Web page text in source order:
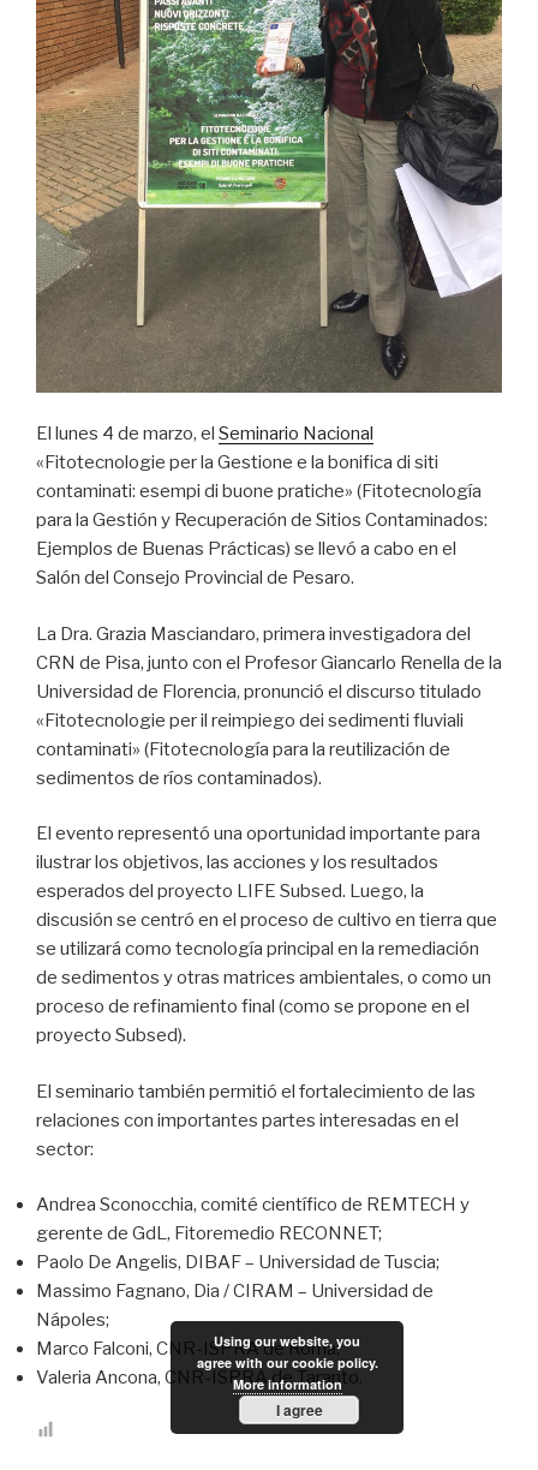
El lunes 4 de marzo, el Seminario Nacional
«Fitotecnologie per la Gestione e la bonifica di siti
contaminati: esempi di buone pratiche» (Fitotecnología
para la Gestión y Recuperación de Sitios Contaminados:
Ejemplos de Buenas Prácticas) se llevó a cabo en el
Salón del Consejo Provincial de Pesaro.
La Dra. Grazia Masciandaro, primera investigadora del
CRN de Pisa, junto con el Profesor Giancarlo Renella de la
Universidad de Florencia, pronunció el discurso titulado
«Fitotecnologie per il reimpiego dei sedimenti fluviali
contaminati» (Fitotecnología para la reutilización de
sedimentos de ríos contaminados).
El evento representó una oportunidad importante para
ilustrar los objetivos, las acciones y los resultados
esperados del proyecto LIFE Subsed. Luego, la
discusión se centró en el proceso de cultivo en tierra que
se utilizará como tecnología principal en la remediación
de sedimentos y otras matrices ambientales, o como un
proceso de refinamiento final (como se propone en el
proyecto Subsed).
El seminario también permitió el fortalecimiento de las
relaciones con importantes partes interesadas en el
sector:
Andrea Sconocchia, comité científico de REMTECH y
gerente de GdL, Fitoremedio RECONNET;
Paolo De Angelis, DIBAF – Universidad de Tuscia;
Massimo Fagnano, Dia / CIRAM – Universidad de
Nápoles;
Marco Falconi, CNR-ISPRA de Roma;
Valeria Ancona, CNR-ISPRA de Taranto.
Using our website, you
agree with our cookie policy.
More information
I agree